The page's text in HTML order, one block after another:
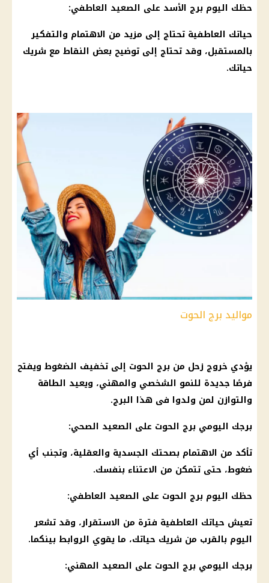
حظك اليوم برج الأسد على الصعيد العاطفي:
حياتك العاطفية تحتاج إلى مزيد من الاهتمام والتفكير
بالمستقبل، وقد تحتاج إلى توضيح بعض النقاط مع شريك
حياتك.
مواليد برج الحوت
يؤدي خروج زحل من برج الحوت إلى تخفيف الضغوط ويفتح
فرصًا جديدة للنمو الشخصي والمهني، ويعيد الطاقة
والتوازن لمن ولدوا فى هذا البرج.
برجك اليومي برج الحوت على الصعيد الصحي:
تأكد من الاهتمام بصحتك الجسدية والعقلية، وتجنب أي
ضغوط، حتى تتمكن من الاعتناء بنفسك.
حظك اليوم برج الحوت على الصعيد العاطفي:
تعيش حياتك العاطفية فترة من الاستقرار، وقد تشعر
اليوم بالقرب من شريك حياتك، ما يقوي الروابط بينكما.
برجك اليومي برج الحوت على الصعيد المهني: